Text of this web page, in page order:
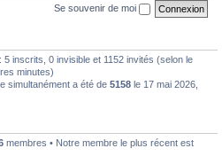
Se souvenir de moi
5 inscrits, 0 invisible et 1152 invités (selon le
minutes)
simultanément a été de 5158 le 17 mai 2026,
membres • Notre membre le plus récent est